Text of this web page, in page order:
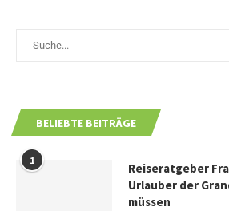
BELIEBTE BEITRÄGE
1
Reiseratgeber
Urlauber der
müssen